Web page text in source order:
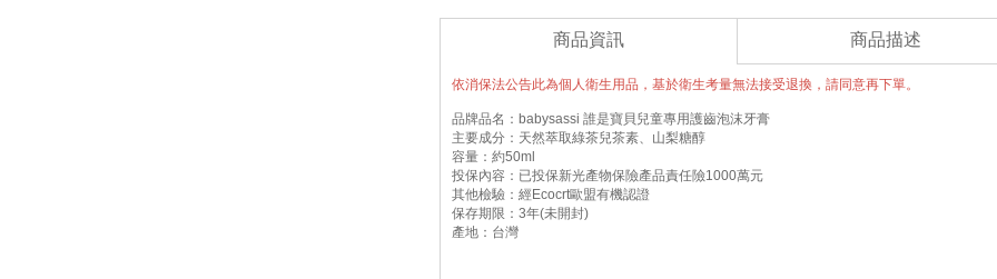
商品資訊 商品描述
依消保法公告此為個人衛生用品，基於衛生考量無法接受退換，請同意再下單。
品牌品名：babysassi 誰是寶貝兒童專用護齒泡沫牙膏
主要成分：天然萃取綠茶兒茶素、山梨糖醇
容量：約50ml
投保內容：已投保新光產物保險產品責任險1000萬元
其他檢驗：經Ecocrt歐盟有機認證
保存期限：3年(未開封)
產地：台灣